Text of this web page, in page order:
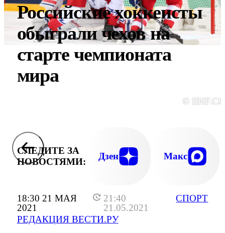
18:30 21 МАЯ
2021
21:40
21.05.2021
РЕДАКЦИЯ ВЕСТИ.РУ
СПОРТ
Российские хоккеисты
обыграли чехов на
старте чемпионата
мира
©
СЛЕДИТЕ ЗА
НОВОСТЯМИ:
Дзен Макс